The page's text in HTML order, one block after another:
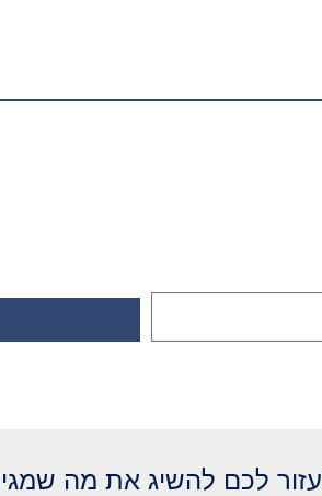
לכם להשיג את מה